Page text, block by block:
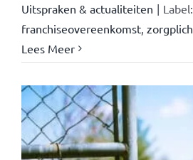
Uitspraken & actualiteiten | Label:
franchiseovereenkomst,
Lees Meer